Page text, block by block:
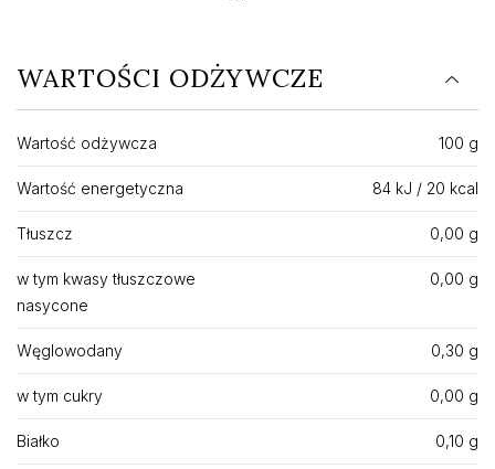
WARTOŚCI ODŻYWCZE
Wartość odżywcza 100 g
Wartość energetyczna 84 kJ / 20 kcal
Tłuszcz 0,00 g
w tym kwasy tłuszczowe
nasycone
0,00 g
Węglowodany 0,30 g
w tym cukry 0,00 g
Białko 0,10 g